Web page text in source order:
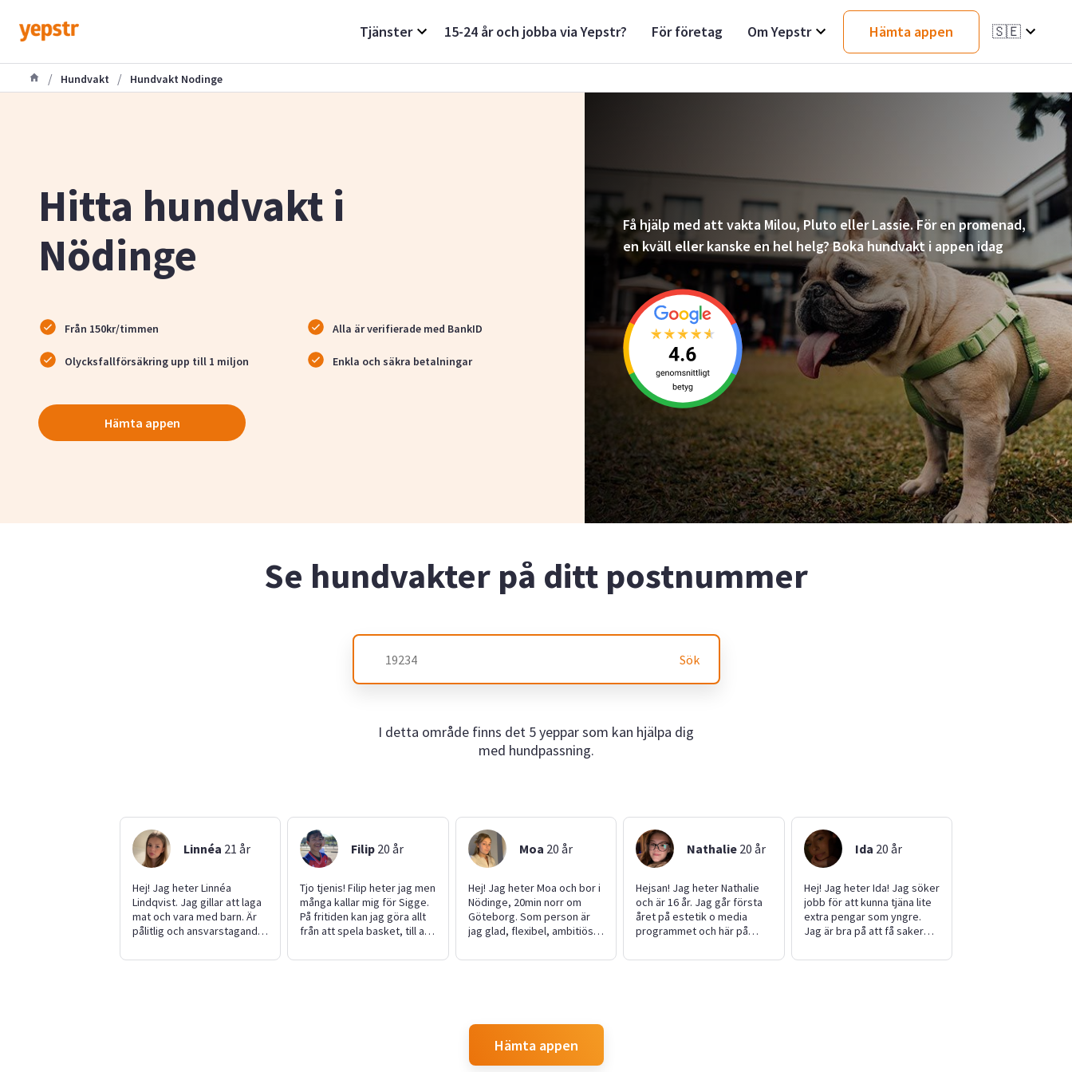
Tjänster 15-24 år och jobba via Yepstr? För företag Om Yepstr Hämta appen 🇸🇪
/ Hundvakt / Hundvakt Nodinge
Hitta hundvakt i
Nödinge
Från 150kr/timmen Alla är verifierade med BankID
Olycksfallförsäkring upp till 1 miljon Enkla och säkra betalningar
Hämta appen
Få hjälp med att vakta Milou, Pluto eller Lassie. För en promenad,
en kväll eller kanske en hel helg? Boka hundvakt i appen idag
Se hundvakter på ditt postnummer
Sök
I detta område finns det 5 yeppar som kan hjälpa dig
med hundpassning.
Linnéa 21 år
Hej! Jag heter Linnéa
Lindqvist. Jag gillar att laga
mat och vara med barn. Är
pålitlig och ansvarstagande.
samhällsprogrammet i
Filip 20 år
Tjo tjenis! Filip heter jag men
många kallar mig för Sigge.
På fritiden kan jag göra allt
från att spela basket, till att
kela med mina kaniner. Helt
Moa 20 år
Hej! Jag heter Moa och bor i
Nödinge, 20min norr om
Göteborg. Som person är
jag glad, flexibel, ambitiös
Min fritid spenderas
Realgymnasiet i Göteborg.
Främst letar jag efter ett
praktiskt jobb, allt ifrån
Nathalie 20 år
Hejsan! Jag heter Nathalie
och är 16 år. Jag går första
året på estetik o media
programmet och här på
eftersom jag vill börja spara
Ida 20 år
Hej! Jag heter Ida! Jag söker
jobb för att kunna tjäna lite
extra pengar som yngre.
Jag är bra på att få saker
att umgås med människor.
Hämta appen